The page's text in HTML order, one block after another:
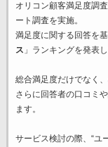
オリコン顧客満足度調
ート調査を実施。
満足度に関する回答を
ス 」ランキングを発表し
総合満足度だけでなく
さらに回答者の口コミ
ます。
サービス検討の際、“ユ